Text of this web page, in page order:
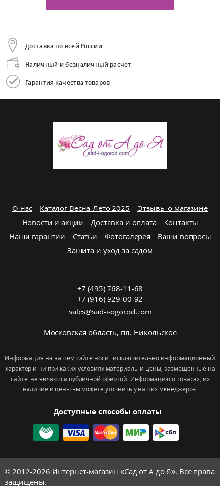
Доставка по всей России
Наличный и безналичный расчет
Гарантия качества товаров
О нас Каталог Весна-Лето 2025
Отзывы о магазине
Новости и акции
Доставка и оплата
Контакты
Наши гарантии
Статьи Фотогалерея
Ваши вопросы
Защита и уход за садом
Доступные способы оплаты
+7 (495) 768-11-68
+7 (916) 929-00-92
sales@sad-i-ogorod.com
Московская область, пл. Никольcкое
Информация на нашем сайте носит исключительно информационный
характер и ни при каких условиях материалы и цены, размещенные на
сайте, не являются публичной офертой. Информацию о товарах, их
наличие и цены вы можете уточнить у наших менеджеров.
© 2012-2026 Интернет-магазин «Сад от А до Я». Все права
защищены.